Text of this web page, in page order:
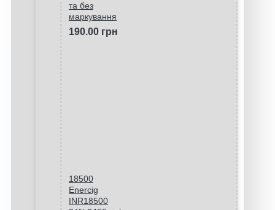
та без
маркування
190.00 грн
18500
Enercig
INR18500